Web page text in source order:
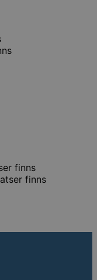
finns
finns